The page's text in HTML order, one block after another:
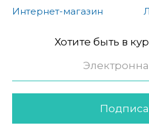
Интернет-магазин
Хотите быть в